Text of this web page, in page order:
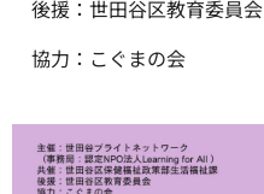
後援：世田谷区教育委員会
協力：こぐまの会